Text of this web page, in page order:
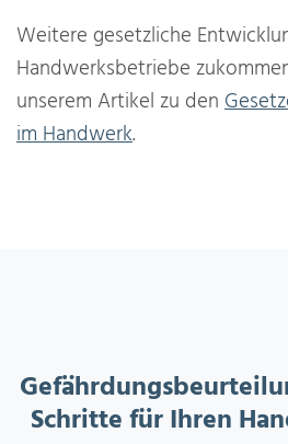
Weitere gesetzliche
Handwerksbetriebe
unserem Artikel zu den
im Handwerk.
Schritte für Ihren